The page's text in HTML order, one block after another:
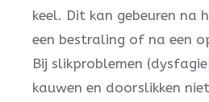
keel. Dit kan gebeuren na
een bestraling of na een
Bij slikproblemen
kauwen en doorslikken